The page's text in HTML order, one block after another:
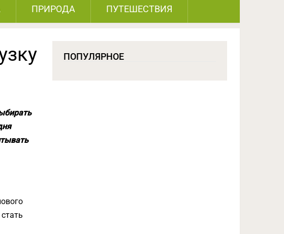
ПРИРОДА ПУТЕШЕСТВИЯ
ПОПУЛЯРНОЕ